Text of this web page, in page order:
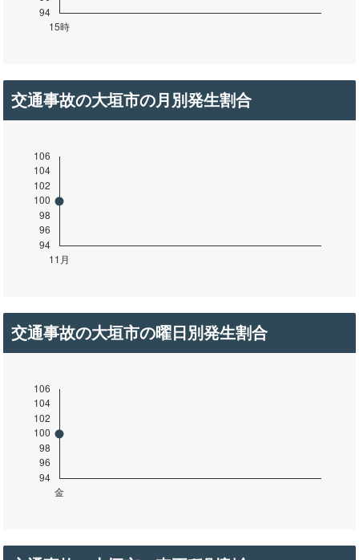
交通事故の大垣市の月別発生割合
交通事故の大垣市の曜日別発生割合